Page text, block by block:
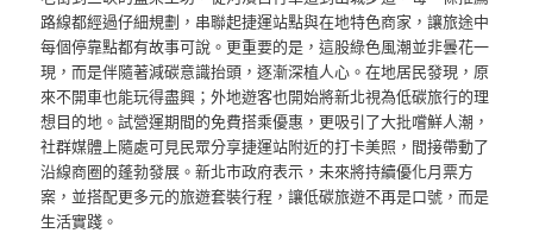
路線都經過仔細規劃，串聯起捷運站點與在地特色商家，讓旅途中
每個停靠點都有故事可說。更重要的是，這股綠色風潮並非曇花一
現，而是伴隨著減碳意識抬頭，逐漸深植人心。在地居民發現，原
來不開車也能玩得盡興；外地遊客也開始將新北視為低碳旅行的理
想目的地。試營運期間的免費搭乘優惠，更吸引了大批嚐鮮人潮，
社群媒體上隨處可見民眾分享捷運站附近的打卡美照，間接帶動了
沿線商圈的蓬勃發展。新北市政府表示，未來將持續優化月票方
案，並搭配更多元的旅遊套裝行程，讓低碳旅遊不再是口號，而是
生活實踐。